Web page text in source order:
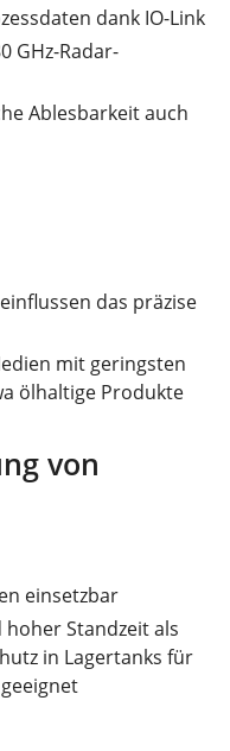
dank IO-Link
GHz-Radar-
Ablesbarkeit auch
das präzise
mit geringsten
ölhaltige Produkte
von
einsetzbar
Standzeit als
in Lagertanks für